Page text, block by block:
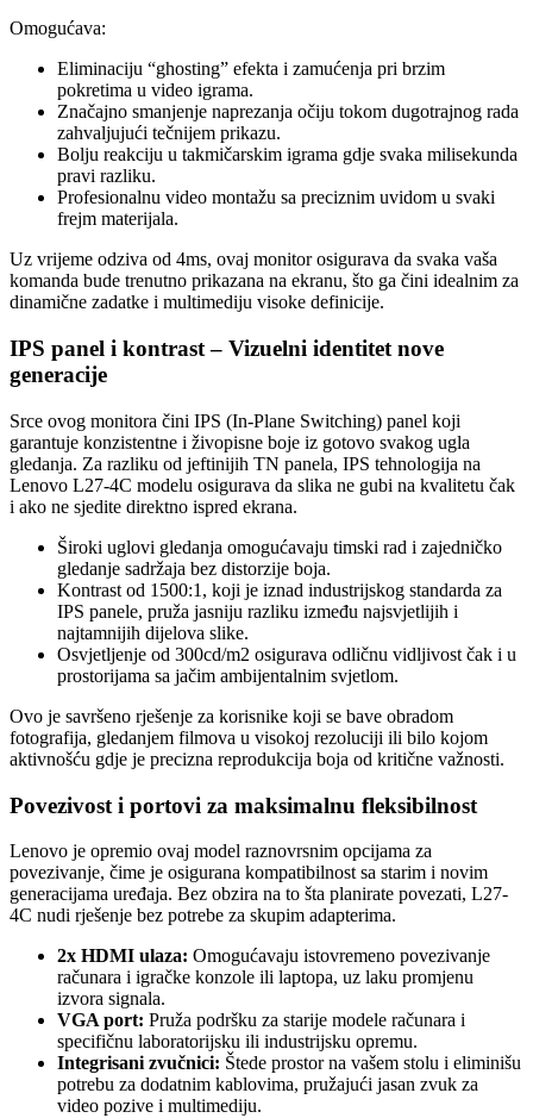
Omogućava:
Eliminaciju “ghosting” efekta i zamućenja pri brzim
pokretima u video igrama.
Značajno smanjenje naprezanja očiju tokom dugotrajnog rada
zahvaljujući tečnijem prikazu.
Bolju reakciju u takmičarskim igrama gdje svaka milisekunda
pravi razliku.
Profesionalnu video montažu sa preciznim uvidom u svaki
frejm materijala.
Uz vrijeme odziva od 4ms, ovaj monitor osigurava da svaka vaša
komanda bude trenutno prikazana na ekranu, što ga čini idealnim za
dinamične zadatke i multimediju visoke definicije.
IPS panel i kontrast – Vizuelni identitet nove
generacije
Srce ovog monitora čini IPS (In-Plane Switching) panel koji
garantuje konzistentne i živopisne boje iz gotovo svakog ugla
gledanja. Za razliku od jeftinijih TN panela, IPS tehnologija na
Lenovo L27-4C modelu osigurava da slika ne gubi na kvalitetu čak
i ako ne sjedite direktno ispred ekrana.
Široki uglovi gledanja omogućavaju timski rad i zajedničko
gledanje sadržaja bez distorzije boja.
Kontrast od 1500:1, koji je iznad industrijskog standarda za
IPS panele, pruža jasniju razliku između najsvjetlijih i
najtamnijih dijelova slike.
Osvjetljenje od 300cd/m2 osigurava odličnu vidljivost čak i u
prostorijama sa jačim ambijentalnim svjetlom.
Ovo je savršeno rješenje za korisnike koji se bave obradom
fotografija, gledanjem filmova u visokoj rezoluciji ili bilo kojom
aktivnošću gdje je precizna reprodukcija boja od kritične važnosti.
Povezivost i portovi za maksimalnu fleksibilnost
Lenovo je opremio ovaj model raznovrsnim opcijama za
povezivanje, čime je osigurana kompatibilnost sa starim i novim
generacijama uređaja. Bez obzira na to šta planirate povezati, L27-
4C nudi rješenje bez potrebe za skupim adapterima.
2x HDMI ulaza: Omogućavaju istovremeno povezivanje
računara i igračke konzole ili laptopa, uz laku promjenu
izvora signala.
VGA port: Pruža podršku za starije modele računara i
specifičnu laboratorijsku ili industrijsku opremu.
Integrisani zvučnici: Štede prostor na vašem stolu i eliminišu
potrebu za dodatnim kablovima, pružajući jasan zvuk za
video pozive i multimediju.